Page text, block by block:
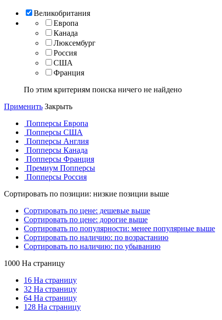
Великобритания
Европа
Канада
Люксембург
Россия
США
Франция
По этим критериям поиска ничего не найдено
Применить Закрыть
Попперсы Европа
Попперсы США
Попперсы Англия
Попперсы Канада
Попперсы Франция
Премиум Попперсы
Попперсы Россия
Сортировать по позиции: низкие позиции выше
Сортировать по цене: дешевые выше
Сортировать по цене: дорогие выше
Сортировать по популярности: менее популярные выше
Сортировать по наличию: по возрастанию
Сортировать по наличию: по убыванию
1000 На страницу
16 На страницу
32 На страницу
64 На страницу
128 На страницу